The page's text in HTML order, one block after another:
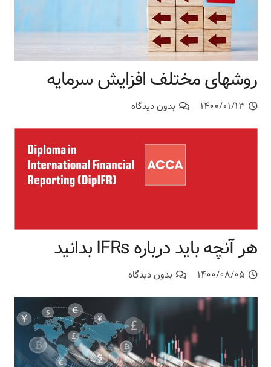
روشهای مختلف افزایش سرمایه
۱۴۰۰/۰۱/۱۳ بدون دیدگاه
هر آنچه باید درباره IFRs بدانید
۱۴۰۰/۰۸/۰۵ بدون دیدگاه